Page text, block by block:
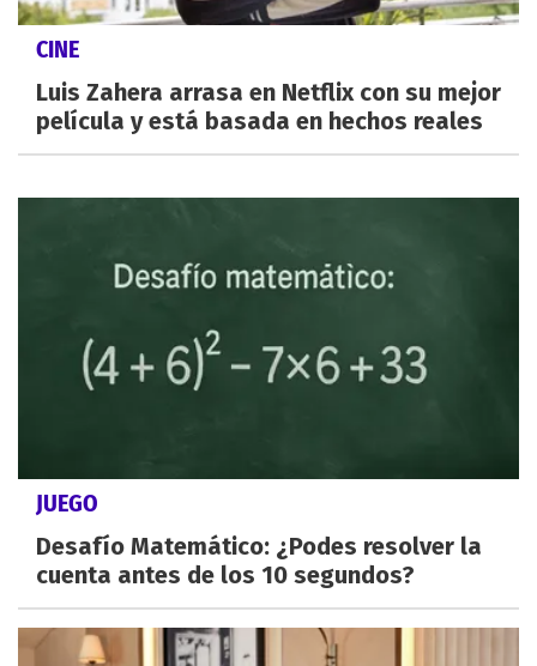
CINE
Luis Zahera arrasa en Netflix con su mejor
película y está basada en hechos reales
JUEGO
Desafío Matemático: ¿Podes resolver la
cuenta antes de los 10 segundos?